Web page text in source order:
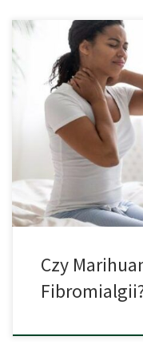
Fibromialgia jest
która objawia się
zmęczeniem i często
to, że objawy te są
lekarzy. Pacjenci często
głowy, a z czasem
Czy